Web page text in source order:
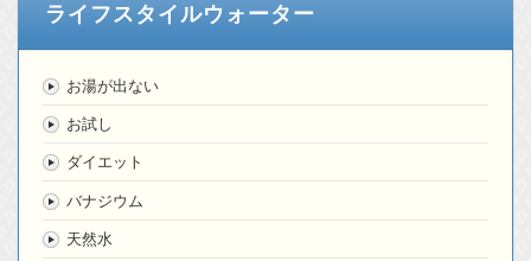
ライフスタイルウォーター
お湯が出ない
お試し
ダイエット
バナジウム
天然水